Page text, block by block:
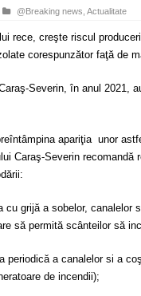
@Breaking news Actualitate
rece, creşte riscul
corespunzător faţă de
în anul 2021, au
apariţia unor astfel
Caraş-Severin
a sobelor, canalelor si
să permită scânteilor să
a canalelor si a
de incendii);